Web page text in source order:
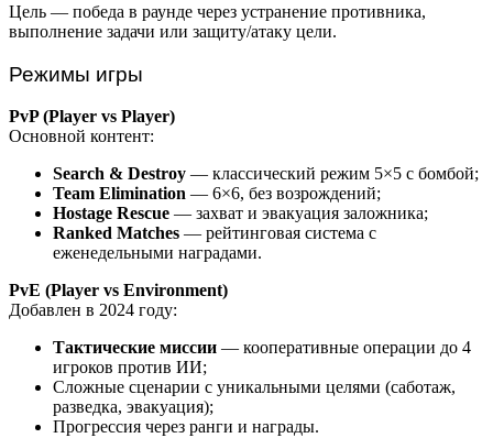
Цель — победа в раунде через устранение противника,
выполнение задачи или защиту/атаку цели.
Режимы игры
PvP (Player vs Player)
Основной контент:
Search & Destroy — классический режим 5×5 с бомбой;
Team Elimination — 6×6, без возрождений;
Hostage Rescue — захват и эвакуация заложника;
Ranked Matches — рейтинговая система с
еженедельными наградами.
PvE (Player vs Environment)
Добавлен в 2024 году:
Тактические миссии — кооперативные операции до 4
игроков против ИИ;
Сложные сценарии с уникальными целями (саботаж,
разведка, эвакуация);
Прогрессия через ранги и награды.